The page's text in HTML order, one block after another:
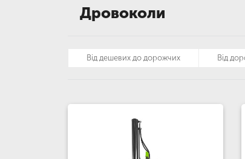
Дровоколи
Від дешевих до дорожчих Від